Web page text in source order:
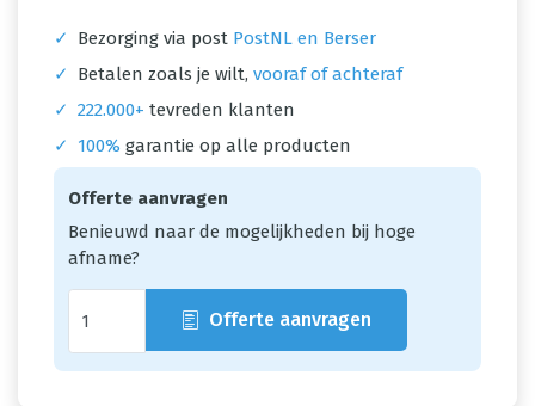
✓ Bezorging via post PostNL en Berser
✓
Betalen zoals je wilt, vooraf of achteraf
✓ 222.000+ tevreden klanten
✓
100% garantie op alle producten
Offerte aanvragen
Benieuwd naar de mogelijkheden bij hoge
afname?
Offerte aanvragen